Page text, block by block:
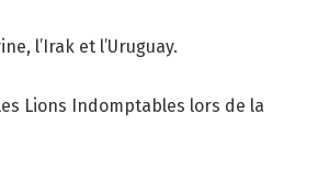
l’Irak et l’Uruguay.
Lions Indomptables lors de la